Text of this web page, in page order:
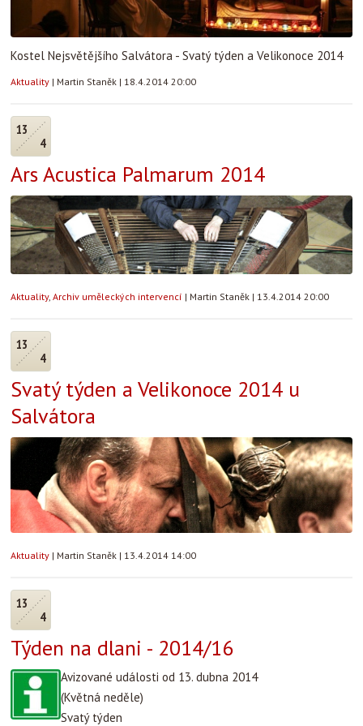
Kostel Nejsvětějšího Salvátora - Svatý týden a Velikonoce 2014
Aktuality | Martin Staněk | 18.4.2014 20:00
13
4
Ars Acustica Palmarum 2014
Aktuality, Archiv uměleckých intervencí | Martin Staněk | 13.4.2014 20:00
13
4
Svatý týden a Velikonoce 2014 u
Salvátora
Aktuality | Martin Staněk | 13.4.2014 14:00
13
4
Týden na dlani - 2014/16
Avizované události od 13. dubna 2014
(Květná neděle)
Svatý týden